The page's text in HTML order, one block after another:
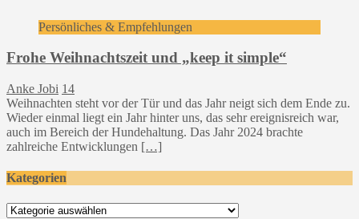
Persönliches & Empfehlungen
Frohe Weihnachtszeit und „keep it simple“
Anke Jobi 14
Weihnachten steht vor der Tür und das Jahr neigt sich dem Ende zu.
Wieder einmal liegt ein Jahr hinter uns, das sehr ereignisreich war,
auch im Bereich der Hundehaltung. Das Jahr 2024 brachte
zahlreiche Entwicklungen […]
Kategorien
Kategorien